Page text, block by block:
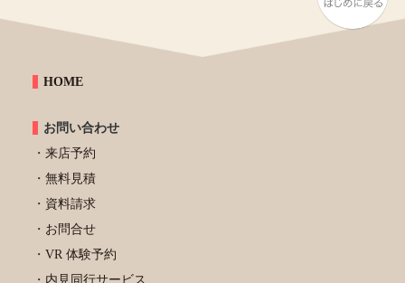
HOME
お問い合わせ
来店予約
無料見積
資料請求
お問合せ
VR 体験予約
内見同行サービス